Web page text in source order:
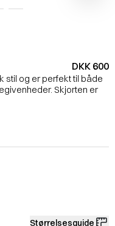
DKK 600
stil og er perfekt til både
Skjorten er
Størrelsesguide